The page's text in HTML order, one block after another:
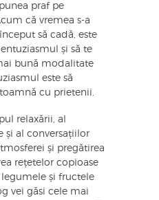
praf pe
că vremea s-a
să cadă, este
și să te
bună modalitate
este să
cu prietenii.
relaxării, al
și al conversațiilor
și pregătirea
rețetelor copioase
și fructele
vei găsi cele mai